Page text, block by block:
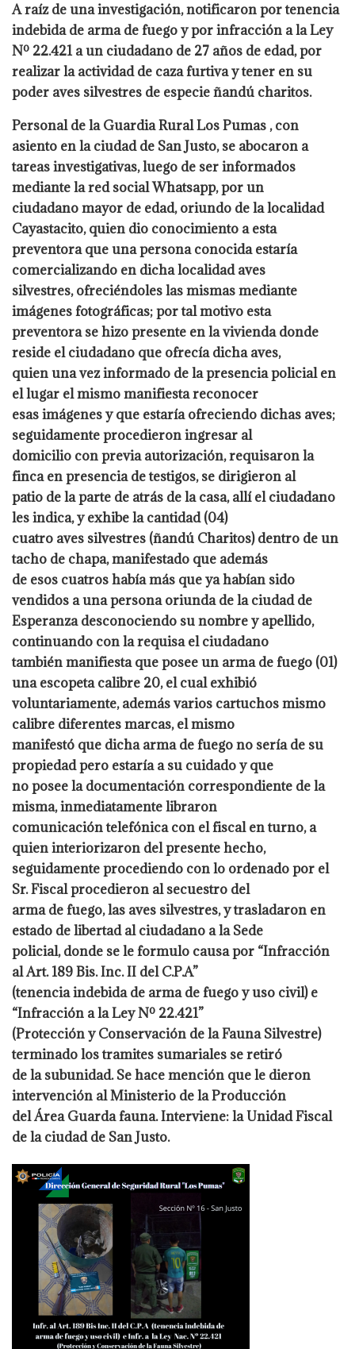
A raíz de una investigación, notificaron por tenencia
indebida de arma de fuego y por infracción a la Ley
Nº 22.421 a un ciudadano de 27 años de edad, por
realizar la actividad de caza furtiva y tener en su
poder aves silvestres de especie ñandú charitos.
Personal de la Guardia Rural Los Pumas , con
asiento en la ciudad de San Justo, se abocaron a
tareas investigativas, luego de ser informados
mediante la red social Whatsapp, por un
ciudadano mayor de edad, oriundo de la localidad
Cayastacito, quien dio conocimiento a esta
preventora que una persona conocida estaría
comercializando en dicha localidad aves
silvestres, ofreciéndoles las mismas mediante
imágenes fotográficas; por tal motivo esta
preventora se hizo presente en la vivienda donde
reside el ciudadano que ofrecía dicha aves,
quien una vez informado de la presencia policial en
el lugar el mismo manifiesta reconocer
esas imágenes y que estaría ofreciendo dichas aves;
seguidamente procedieron ingresar al
domicilio con previa autorización, requisaron la
finca en presencia de testigos, se dirigieron al
patio de la parte de atrás de la casa, allí el ciudadano
les indica, y exhibe la cantidad (04)
cuatro aves silvestres (ñandú Charitos) dentro de un
tacho de chapa, manifestado que además
de esos cuatros había más que ya habían sido
vendidos a una persona oriunda de la ciudad de
Esperanza desconociendo su nombre y apellido,
continuando con la requisa el ciudadano
también manifiesta que posee un arma de fuego (01)
una escopeta calibre 20, el cual exhibió
voluntariamente, además varios cartuchos mismo
calibre diferentes marcas, el mismo
manifestó que dicha arma de fuego no sería de su
propiedad pero estaría a su cuidado y que
no posee la documentación correspondiente de la
misma, inmediatamente libraron
comunicación telefónica con el fiscal en turno, a
quien interiorizaron del presente hecho,
seguidamente procediendo con lo ordenado por el
Sr. Fiscal procedieron al secuestro del
arma de fuego, las aves silvestres, y trasladaron en
estado de libertad al ciudadano a la Sede
policial, donde se le formulo causa por “Infracción
al Art. 189 Bis. Inc. II del C.P.A”
(tenencia indebida de arma de fuego y uso civil) e
“Infracción a la Ley Nº 22.421”
(Protección y Conservación de la Fauna Silvestre)
terminado los tramites sumariales se retiró
de la subunidad. Se hace mención que le dieron
intervención al Ministerio de la Producción
del Área Guarda fauna. Interviene: la Unidad Fiscal
de la ciudad de San Justo.